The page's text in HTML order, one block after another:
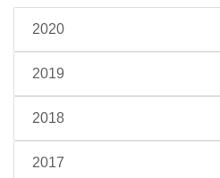
2020
2019
2018
2017